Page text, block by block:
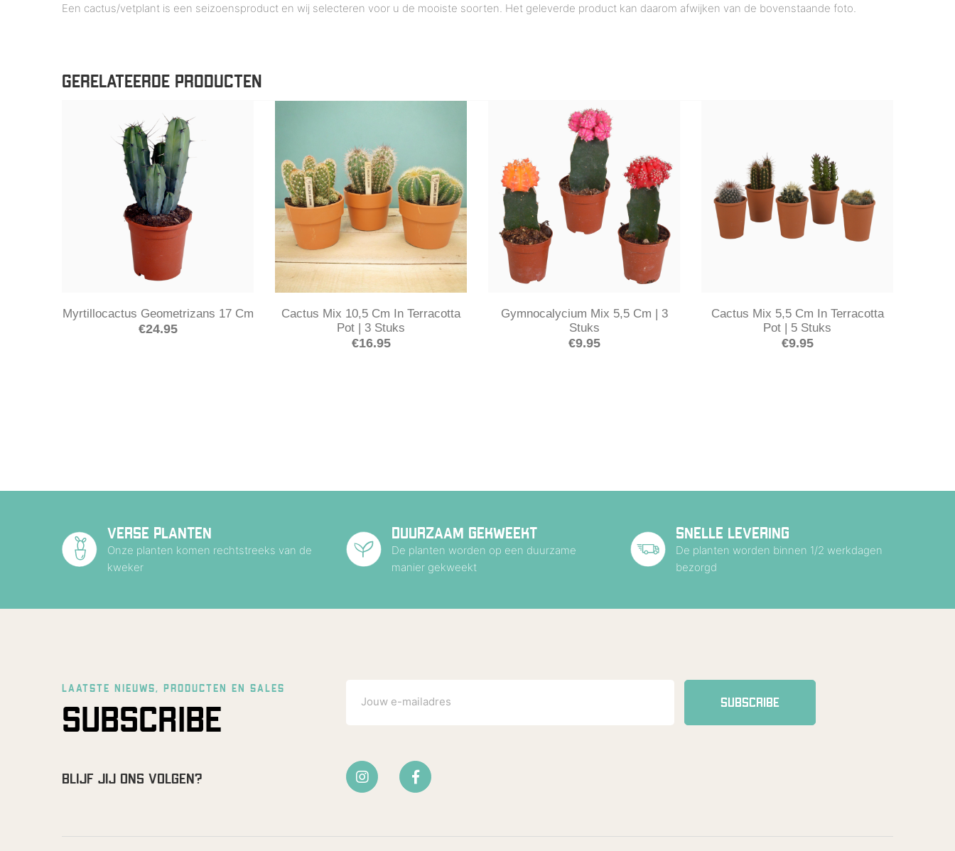
Een cactus/vetplant is een seizoensproduct en wij selecteren voor u de mooiste soorten. Het geleverde product kan daarom afwijken van de bovenstaande foto.
GERELATEERDE PRODUCTEN
Myrtillocactus Geometrizans 17 Cm
€24.95
Cactus Mix 10,5 Cm In Terracotta
Pot | 3 Stuks
€16.95
Gymnocalycium Mix 5,5 Cm | 3
Stuks
€9.95
Cactus Mix 5,5 Cm In Terracotta
Pot | 5 Stuks
€9.95
VERSE PLANTEN
Onze planten komen rechtstreeks van de
kweker
DUURZAAM GEKWEEKT
De planten worden op een duurzame
manier gekweekt
SNELLE LEVERING
De planten worden binnen 1/2 werkdagen
bezorgd
LAATSTE NIEUWS, PRODUCTEN EN SALES
SUBSCRIBE
BLIJF JIJ ONS VOLGEN?
SUBSCRIBE